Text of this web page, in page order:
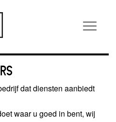
dat diensten aanbiedt
waar u goed in bent, wij